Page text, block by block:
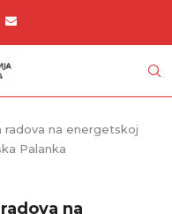
radova na energetskoj
Palanka
na